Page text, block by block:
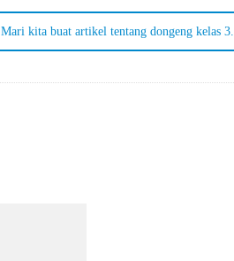
Mari kita buat artikel tentang dongeng kelas 3.